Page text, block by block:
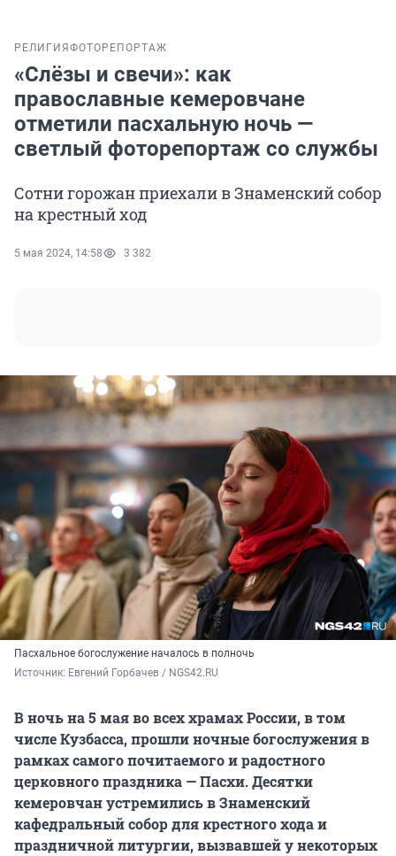
РЕЛИГИЯ ФОТОРЕПОРТАЖ
«Слёзы и свечи»: как
православные кемеровчане
отметили пасхальную ночь —
светлый фоторепортаж со службы
Сотни горожан приехали в Знаменский собор
на крестный ход
5 мая 2024, 14:58 3 382
Пасхальное богослужение началось в полночь
Источник: Евгений Горбачев / NGS42.RU
В ночь на 5 мая во всех храмах России, в том
числе Кузбасса, прошли ночные богослужения в
рамках самого почитаемого и радостного
церковного праздника — Пасхи. Десятки
кемеровчан устремились в Знаменский
кафедральный собор для крестного хода и
праздничной литургии, вызвавшей у некоторых